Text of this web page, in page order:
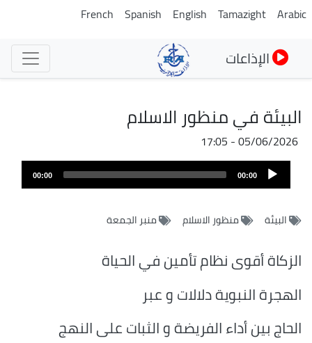
تجاوز
Arabic
Tamazight
English
Spanish
French
الإذاعات
البيئة في منظور الاسلام
05/06/2026 - 17:05
Audio
Player
00:00
00:00
البيئة منظور الاسلام منبر الجمعة
الزكاة أقوى نظام تأمين في الحياة
الهجرة النبوية دلالات و عبر
الحاج بين أداء الفريضة و الثبات على النهج